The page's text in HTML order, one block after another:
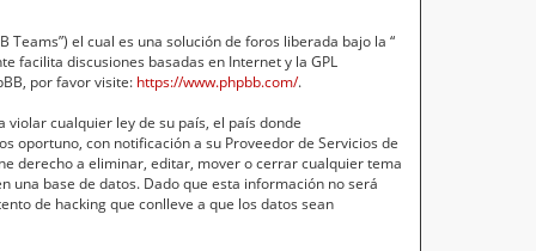
Teams”) el cual es una solución de foros liberada bajo la “
facilita discusiones basadas en Internet y la GPL
por favor visite: https://www.phpbb.com/.
cualquier ley de su país, el país donde
oportuno, con notificación a su Proveedor de Servicios de
derecho a eliminar, editar, mover o cerrar cualquier tema
base de datos. Dado que esta información no será
de hacking que conlleve a que los datos sean